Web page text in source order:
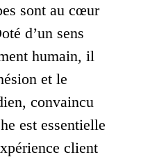
sont au cœur
d’un sens
humain, il
et le
convaincu
est essentielle
client